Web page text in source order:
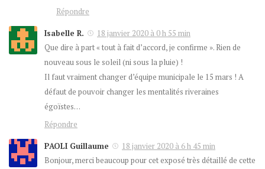
Répondre
Isabelle R.
18 janvier 2020 à 0 h 55 min
Que dire à part « tout à fait d’accord, je confirme ». Rien de
nouveau sous le soleil (ni sous la pluie) !
Il faut vraiment changer d’équipe municipale le 15 mars ! A
défaut de pouvoir changer les mentalités riveraines
égoïstes…
Répondre
PAOLI Guillaume
18 janvier 2020 à 6 h 45 min
Bonjour, merci beaucoup pour cet exposé très détaillé de cette